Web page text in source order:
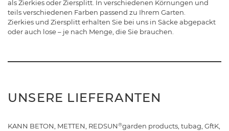
als Zierkies oder Ziersplitt. In verschiedenen Körnungen und
teils verschiedenen Farben passend zu Ihrem Garten.
Zierkies und Ziersplitt erhalten Sie bei uns in Säcke abgepackt
oder auch lose – je nach Menge, die Sie brauchen.
UNSERE LIEFERANTEN
KANN BETON, METTEN, REDSUN®garden products, tubag, GftK,